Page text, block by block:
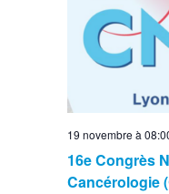
16e Congrès
Cancérologie
19 novembre à